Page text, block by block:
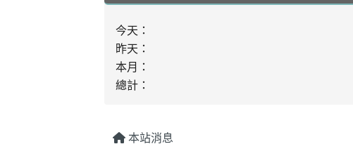
本站消息
今天：
昨天：
本月：
總計：